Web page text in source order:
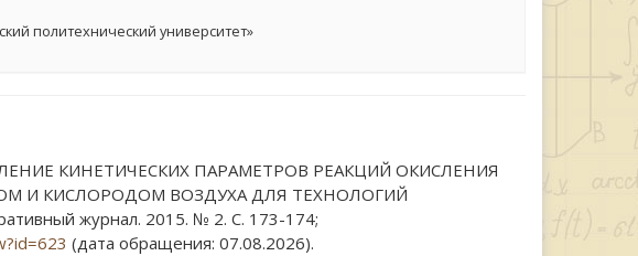
политехнический университет»
КИНЕТИЧЕСКИХ ПАРАМЕТРОВ РЕАКЦИЙ ОКИСЛЕНИЯ
И КИСЛОРОДОМ ВОЗДУХА ДЛЯ ТЕХНОЛОГИЙ
журнал. 2015. № 2. С. 173-174;
(дата обращения: 07.08.2026).